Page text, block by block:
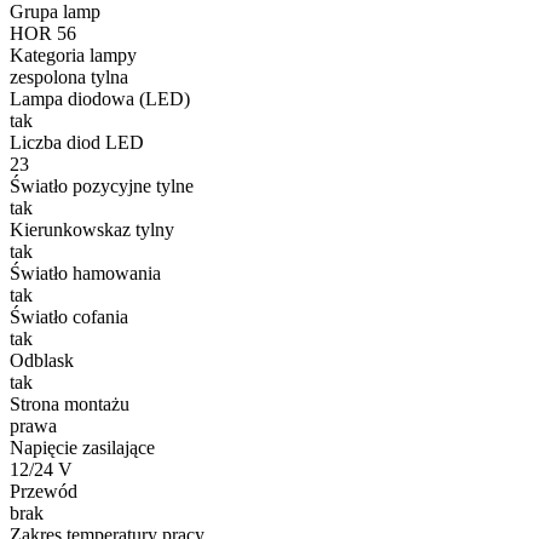
Grupa lamp
HOR 56
Kategoria lampy
zespolona tylna
Lampa diodowa (LED)
tak
Liczba diod LED
23
Światło pozycyjne tylne
tak
Kierunkowskaz tylny
tak
Światło hamowania
tak
Światło cofania
tak
Odblask
tak
Strona montażu
prawa
Napięcie zasilające
12/24 V
Przewód
brak